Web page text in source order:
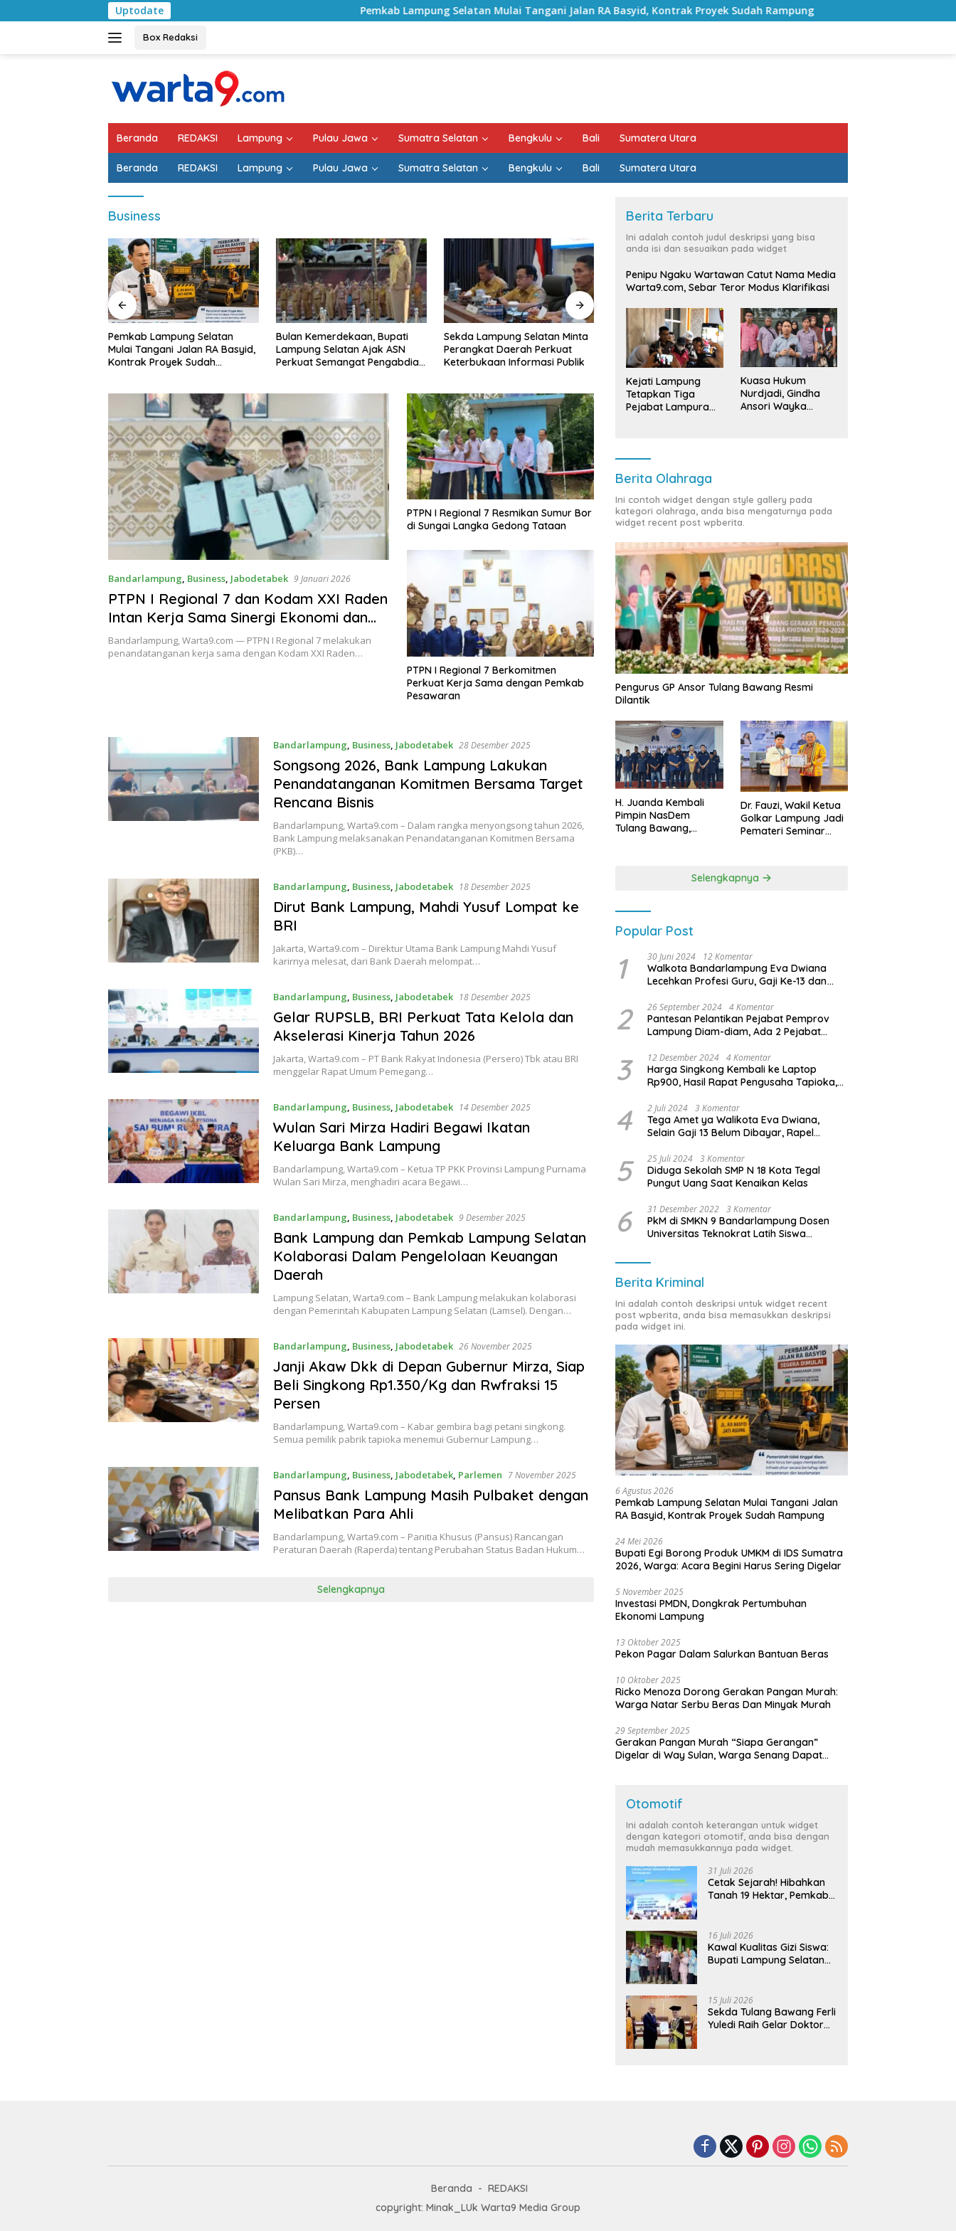
ke
Uptodate Pemkab Lampung Selatan Mulai Tangani Jalan RA Basyid, Kontrak Proyek Sudah Rampung Bulan Kemerdekaan, Bupati
Box Redaksi
Beranda REDAKSI Lampung Pulau Jawa Sumatra Selatan Bengkulu Bali Sumatera Utara
Beranda REDAKSI Lampung Pulau Jawa Sumatra Selatan Bengkulu Bali Sumatera Utara
Business
Bulan Kemerdekaan, Bupati
Lampung Selatan Ajak ASN
Perkuat Semangat Pengabdian
Sekda Lampung Selatan Minta
Perangkat Daerah Perkuat
Keterbukaan Informasi Publik
Bupati Radityo Egi Tekankan
Dua Kunci Utama
Pembangunan Desa: Impact
Tulang Bawang: ‘Kawah
Candradimuka’ Pencetak
Pimpinan Birokrasi Unggul di
Sedekah Bumi Sumur
Kumbang, Warisan 206 Tahun
yang Terus Dijaga Pemkab
Lampung Selatan dan
Masyarakat
Bandarlampung, Business, Jabodetabek 9 Januari 2026
PTPN I Regional 7 dan Kodam XXI Raden
Intan Kerja Sama Sinergi Ekonomi dan
Keamanan
Bandarlampung, Warta9.com — PTPN I Regional 7 melakukan
penandatanganan kerja sama dengan Kodam XXI Raden…
PTPN I Regional 7 Resmikan Sumur Bor
di Sungai Langka Gedong Tataan
PTPN I Regional 7 Berkomitmen
Perkuat Kerja Sama dengan Pemkab
Pesawaran
Bandarlampung Business, Jabodetabek 28 Desember 2025
Songsong 2026, Bank Lampung Lakukan
Penandatanganan Komitmen Bersama Target
Rencana Bisnis
Bandarlampung, Warta9.com – Dalam rangka menyongsong tahun 2026,
Bank Lampung melaksanakan Penandatanganan Komitmen Bersama
(PKB)…
Bandarlampung Business, Jabodetabek 18 Desember 2025
Dirut Bank Lampung, Mahdi Yusuf Lompat ke
BRI
Jakarta, Warta9.com – Direktur Utama Bank Lampung Mahdi Yusuf
karirnya melesat, dari Bank Daerah melompat…
Bandarlampung Business, Jabodetabek 18 Desember 2025
Gelar RUPSLB, BRI Perkuat Tata Kelola dan
Akselerasi Kinerja Tahun 2026
Jakarta, Warta9.com – PT Bank Rakyat Indonesia (Persero) Tbk atau BRI
menggelar Rapat Umum Pemegang…
Bandarlampung Business, Jabodetabek 14 Desember 2025
Wulan Sari Mirza Hadiri Begawi Ikatan
Keluarga Bank Lampung
Bandarlampung, Warta9.com – Ketua TP PKK Provinsi Lampung Purnama
Wulan Sari Mirza, menghadiri acara Begawi…
Bandarlampung Business, Jabodetabek 9 Desember 2025
Bank Lampung dan Pemkab Lampung Selatan
Kolaborasi Dalam Pengelolaan Keuangan
Daerah
Lampung Selatan, Warta9.com – Bank Lampung melakukan kolaborasi
dengan Pemerintah Kabupaten Lampung Selatan (Lamsel). Dengan…
Bandarlampung Business, Jabodetabek 26 November 2025
Janji Akaw Dkk di Depan Gubernur Mirza, Siap
Beli Singkong Rp1.350/Kg dan Rwfraksi 15
Persen
Bandarlampung, Warta9.com – Kabar gembira bagi petani singkong.
Semua pemilik pabrik tapioka menemui Gubernur Lampung…
Bandarlampung Business, Jabodetabek, Parlemen 7 November 2025
Pansus Bank Lampung Masih Pulbaket dengan
Melibatkan Para Ahli
Bandarlampung, Warta9.com – Panitia Khusus (Pansus) Rancangan
Peraturan Daerah (Raperda) tentang Perubahan Status Badan Hukum…
Selengkapnya
Berita Terbaru
Ini adalah contoh judul deskripsi yang bisa
anda isi dan sesuaikan pada widget
Penipu Ngaku Wartawan Catut Nama Media
Warta9.com, Sebar Teror Modus Klarifikasi
Kejati Lampung
Tetapkan Tiga
Pejabat Lampura
Kuasa Hukum
Nurdjadi, Gindha
Ansori Wayka
Berita Olahraga
Ini contoh widget dengan style gallery pada
kategori olahraga, anda bisa mengaturnya pada
widget recent post wpberita.
Pengurus GP Ansor Tulang Bawang Resmi
Dilantik
H. Juanda Kembali
Pimpin NasDem
Tulang Bawang,
Dr. Fauzi, Wakil Ketua
Golkar Lampung Jadi
Pemateri Seminar
Kebangsaan
Selengkapnya
Popular Post
1 30 Juni 2024 12 Komentar
Walkota Bandarlampung Eva Dwiana
Lecehkan Profesi Guru, Gaji Ke-13 dan
2 26 September 2024 4 Komentar
Pantesan Pelantikan Pejabat Pemprov
Lampung Diam-diam, Ada 2 Pejabat
3 12 Desember 2024 4 Komentar
Harga Singkong Kembali ke Laptop
Rp900, Hasil Rapat Pengusaha Tapioka,
Lampung
4 2 Juli 2024 3 Komentar
Tega Amet ya Walikota Eva Dwiana,
Selain Gaji 13 Belum Dibayar, Rapel
Dibayar
5 25 Juli 2024 3 Komentar
Diduga Sekolah SMP N 18 Kota Tegal
Pungut Uang Saat Kenaikan Kelas
6 31 Desember 2022 3 Komentar
PkM di SMKN 9 Bandarlampung Dosen
Universitas Teknokrat Latih Siswa
Berita Kriminal
Ini adalah contoh deskripsi untuk widget recent
post wpberita, anda bisa memasukkan deskripsi
pada widget ini.
6 Agustus 2026
Pemkab Lampung Selatan Mulai Tangani Jalan
RA Basyid, Kontrak Proyek Sudah Rampung
24 Mei 2026
Bupati Egi Borong Produk UMKM di IDS Sumatra
2026, Warga: Acara Begini Harus Sering Digelar
5 November 2025
Investasi PMDN, Dongkrak Pertumbuhan
Ekonomi Lampung
13 Oktober 2025
Pekon Pagar Dalam Salurkan Bantuan Beras
10 Oktober 2025
Ricko Menoza Dorong Gerakan Pangan Murah:
Warga Natar Serbu Beras Dan Minyak Murah
29 September 2025
Gerakan Pangan Murah “Siapa Gerangan”
Digelar di Way Sulan, Warga Senang Dapat
Otomotif
Ini adalah contoh keterangan untuk widget
dengan kategori otomotif, anda bisa dengan
mudah memasukkannya pada widget.
31 Juli 2026
Cetak Sejarah! Hibahkan
Tanah 19 Hektar, Pemkab
Terintegrasi Pertama di
Lampung
16 Juli 2026
Kawal Kualitas Gizi Siswa:
Bupati Lampung Selatan
Bergizi Gratis di Natar
15 Juli 2026
Sekda Tulang Bawang Ferli
Yuledi Raih Gelar Doktor
Beranda
REDAKSI
copyright: Minak_LUk Warta9 Media Group